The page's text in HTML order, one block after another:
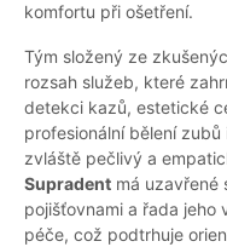
komfortu při ošetření.
Tým složený ze
rozsah služeb, které
detekci kazů, estetické
profesionální bělení
zvláště pečlivý a
Supradent má uzavřené
pojišťovnami a řada
péče, což podtrhuje